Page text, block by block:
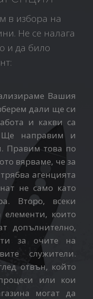
в избора на
Не се налага
и да било
Вашия
дали ще си
и какви са
Ще направим и
Правим това по
вярваме, че за
агенцията
не само като
Второ, всеки
които
допълнително,
за очите на
служители.
отвън, който
или кои
могат да